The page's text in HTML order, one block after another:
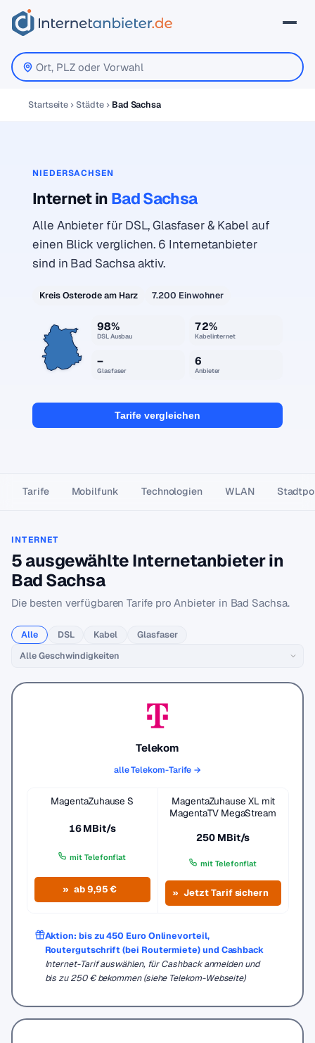
Startseite Städte Bad Sachsa
NIEDERSACHSEN
Internet in Bad Sachsa
Alle Anbieter für DSL, Glasfaser & Kabel auf
einen Blick verglichen. 6 Internetanbieter
sind in Bad Sachsa aktiv.
Kreis Osterode am Harz 7.200 Einwohner
98%
DSL Ausbau
72%
Kabelinternet
–
Glasfaser
6
Anbieter
Tarife vergleichen
Tarife Mobilfunk Technologien WLAN
INTERNET
5 ausgewählte Internetanbieter in
Bad Sachsa
Die besten verfügbaren Tarife pro Anbieter in Bad Sachsa.
Alle DSL Kabel Glasfaser
Telekom
alle Telekom-Tarife →
MagentaZuhause S
16 MBit/s
mit Telefonflat
ab 9,95 €
MagentaZuhause XL mit
MagentaTV MegaStream
250 MBit/s
mit Telefonflat
Jetzt Tarif sichern
Aktion: bis zu 450 Euro Onlinevorteil,
Routergutschrift (bei Routermiete) und Cashback
Internet-Tarif auswählen, für Cashback anmelden und
bis zu 250 € bekommen (siehe Telekom-Webseite)